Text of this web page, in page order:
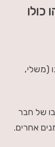
כולו
(משלי,
של חבר
אחרים.